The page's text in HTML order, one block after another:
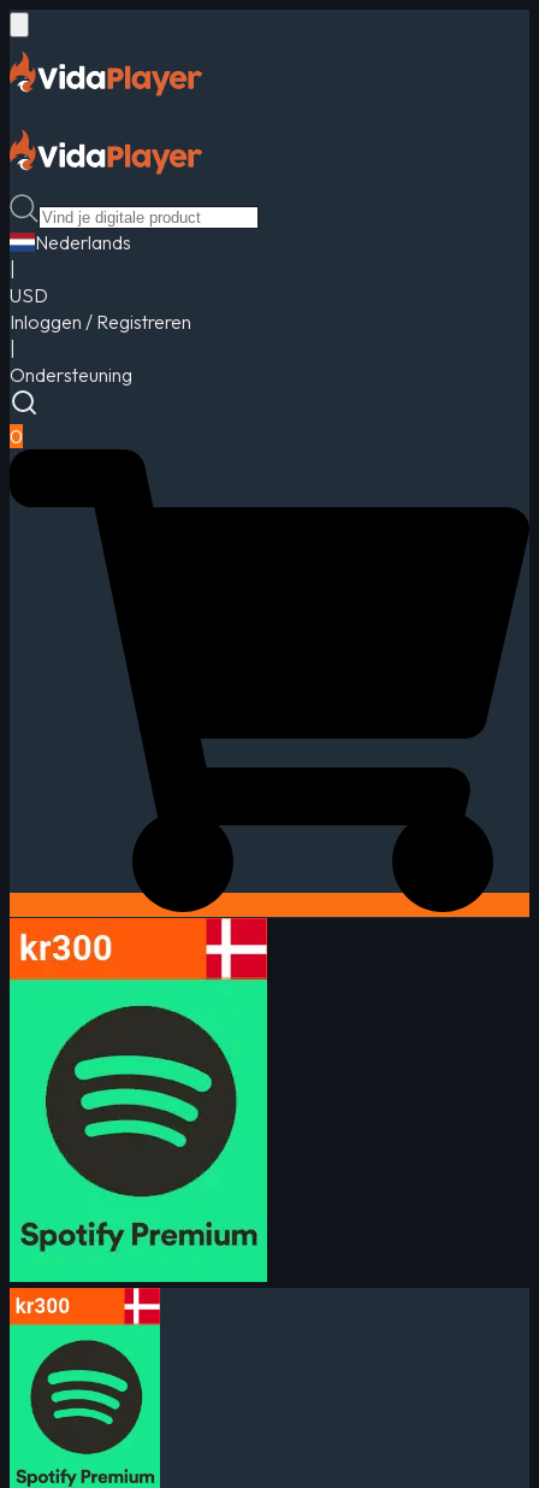
Nederlands
USD
Inloggen / Registreren
Ondersteuning
0